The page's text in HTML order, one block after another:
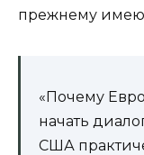
прежнему
«Почему
начать
США